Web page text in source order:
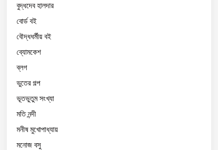
বুদ্ধদেব হালদার
বোর্ড বই
বৌদ্ধধর্মীয় বই
ব্যোমকেশ
ব্লগ
ভুতের গল্প
ভূতভুতুম সংখ্যা
মতি নন্দী
মনীষ মুখোপাধ্যায়
মনোজ বসু